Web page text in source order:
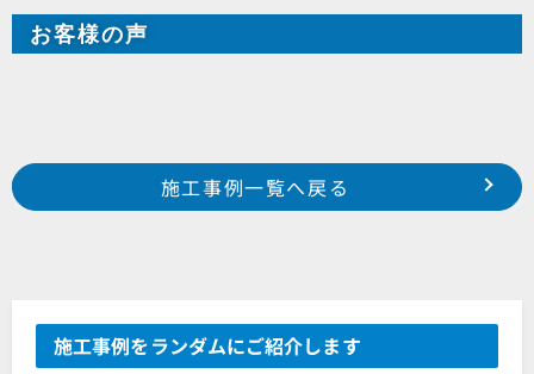
お客様の声
Prev
浜松市 西区 篠原 E様邸
磐田市 豊岡町 原田邸 H様
施工事例一覧へ戻る
施工事例をランダムにご紹介します